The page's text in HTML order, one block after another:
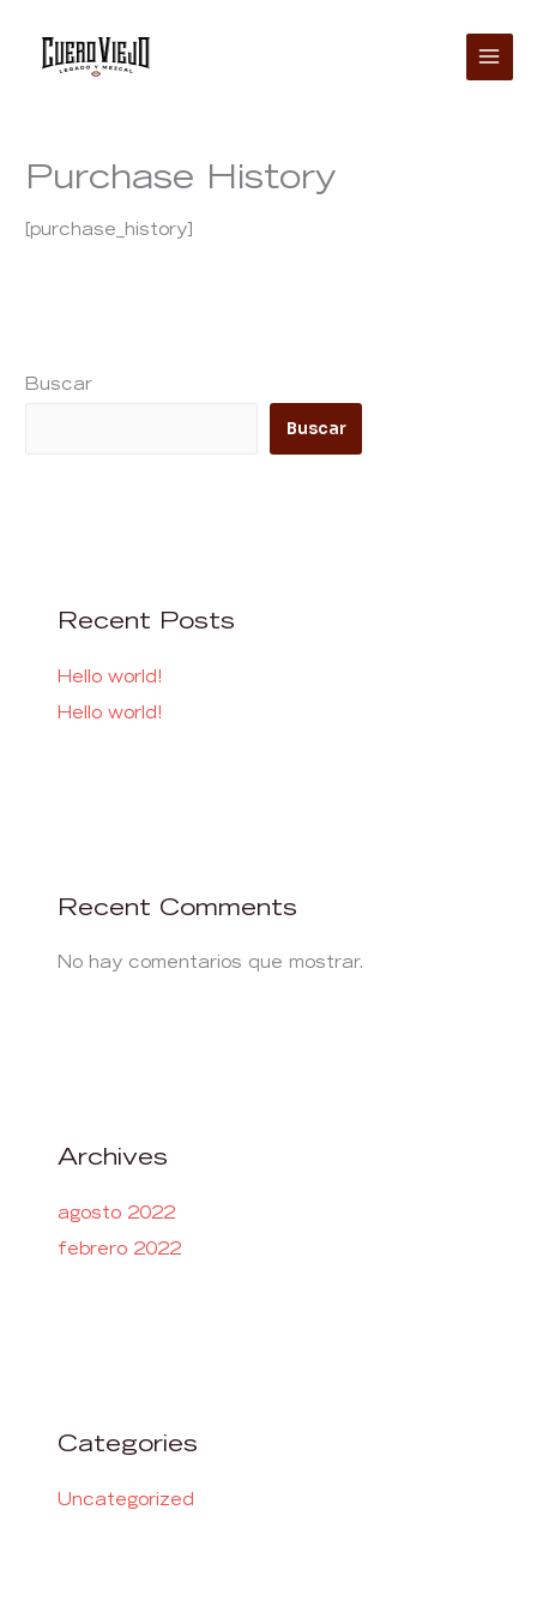
contenido
Purchase History
[purchase_history]
Buscar
Buscar
Recent Posts
Hello world!
Hello world!
Recent Comments
No hay comentarios que mostrar.
Archives
agosto 2022
febrero 2022
Categories
Uncategorized